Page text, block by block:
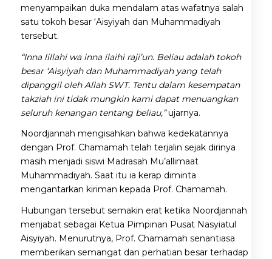
menyampaikan duka mendalam atas wafatnya salah
satu tokoh besar ‘Aisyiyah dan Muhammadiyah
tersebut.
“Inna lillahi wa inna ilaihi raji’un. Beliau adalah tokoh
besar ‘Aisyiyah dan Muhammadiyah yang telah
dipanggil oleh Allah SWT. Tentu dalam kesempatan
takziah ini tidak mungkin kami dapat menuangkan
seluruh kenangan tentang beliau,”ujarnya.
Noordjannah mengisahkan bahwa kedekatannya
dengan Prof. Chamamah telah terjalin sejak dirinya
masih menjadi siswi Madrasah Mu’allimaat
Muhammadiyah. Saat itu ia kerap diminta
mengantarkan kiriman kepada Prof. Chamamah.
Hubungan tersebut semakin erat ketika Noordjannah
menjabat sebagai Ketua Pimpinan Pusat Nasyiatul
Aisyiyah. Menurutnya, Prof. Chamamah senantiasa
memberikan semangat dan perhatian besar terhadap